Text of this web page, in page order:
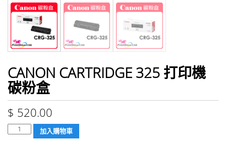
CANON CARTRIDGE 325 打印機
碳粉盒
$ 520.00
數
量
加入購物車